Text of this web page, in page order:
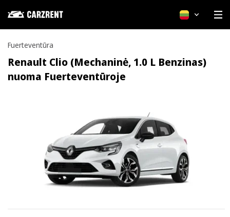
Lietuvių
Fuerteventūra
Renault Clio (Mechaninė, 1.0 L Benzinas)
nuoma Fuerteventūroje